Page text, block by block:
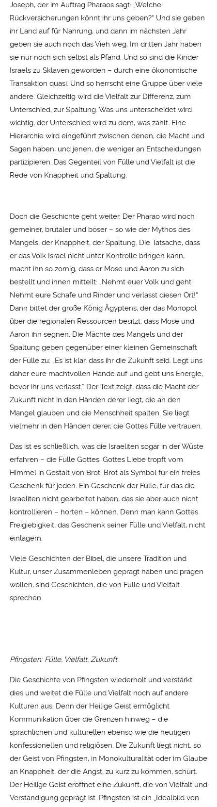
Joseph, der im Auftrag Pharaos sagt: „Welche
Rückversicherungen könnt ihr uns geben?“ Und sie geben
ihr Land auf für Nahrung, und dann im nächsten Jahr
geben sie auch noch das Vieh weg. Im dritten Jahr haben
sie nur noch sich selbst als Pfand. Und so sind die Kinder
Israels zu Sklaven geworden – durch eine ökonomische
Transaktion quasi. Und so herrscht eine Gruppe über viele
andere. Gleichzeitig wird die Vielfalt zur Differenz, zum
Unterschied, zur Spaltung. Was uns unterscheidet wird
wichtig, der Unterschied wird zu dem, was zählt. Eine
Hierarchie wird eingeführt zwischen denen, die Macht und
Sagen haben, und jenen, die weniger an Entscheidungen
partizipieren. Das Gegenteil von Fülle und Vielfalt ist die
Rede von Knappheit und Spaltung.
Doch die Geschichte geht weiter. Der Pharao wird noch
gemeiner, brutaler und böser – so wie der Mythos des
Mangels, der Knappheit, der Spaltung. Die Tatsache, dass
er das Volk Israel nicht unter Kontrolle bringen kann,
macht ihn so zornig, dass er Mose und Aaron zu sich
bestellt und ihnen mitteilt: „Nehmt euer Volk und geht.
Nehmt eure Schafe und Rinder und verlasst diesen Ort!“
Dann bittet der große König Ägyptens, der das Monopol
über die regionalen Ressourcen besitzt, dass Mose und
Aaron ihn segnen. Die Mächte des Mangels und der
Spaltung geben gegenüber einer kleinen Gemeinschaft
der Fülle zu: „Es ist klar, dass ihr die Zukunft seid. Legt uns
daher eure machtvollen Hände auf und gebt uns Energie,
bevor ihr uns verlasst.“ Der Text zeigt, dass die Macht der
Zukunft nicht in den Händen derer liegt, die an den
Mangel glauben und die Menschheit spalten. Sie liegt
vielmehr in den Händen derer, die Gottes Fülle vertrauen.
Das ist es schließlich, was die Israeliten sogar in der Wüste
erfahren ­– die Fülle Gottes: Gottes Liebe tropft vom
Himmel in Gestalt von Brot. Brot als Symbol für ein freies
Geschenk für jeden. Ein Geschenk der Fülle, für das die
Israeliten nicht gearbeitet haben, das sie aber auch nicht
kontrollieren – horten – können. Denn man kann Gottes
Freigiebigkeit, das Geschenk seiner Fülle und Vielfalt, nicht
einlagern.
Viele Geschichten der Bibel, die unsere Tradition und
Kultur, unser Zusammenleben geprägt haben und prägen
wollen, sind Geschichten, die von Fülle und Vielfalt
sprechen.
Pfingsten: Fülle, Vielfalt, Zukunft
Die Geschichte von Pfingsten wiederholt und verstärkt
dies und weitet die Fülle und Vielfalt noch auf andere
Kulturen aus. Denn der Heilige Geist ermöglicht
Kommunikation über die Grenzen hinweg – die
sprachlichen und kulturellen ebenso wie die heutigen
konfessionellen und religiösen. Die Zukunft liegt nicht, so
der Geist von Pfingsten, in Monokulturalität oder im Glaube
an Knappheit, der die Angst, zu kurz zu kommen, schürt.
Der Heilige Geist eröffnet eine Zukunft, die von Vielfalt und
Verständigung geprägt ist. Pfingsten ist ein „Idealbild von